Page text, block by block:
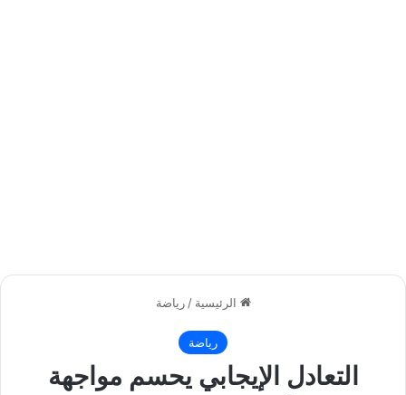
الرئيسية / رياضة
رياضة
التعادل الإيجابي يحسم مواجهة